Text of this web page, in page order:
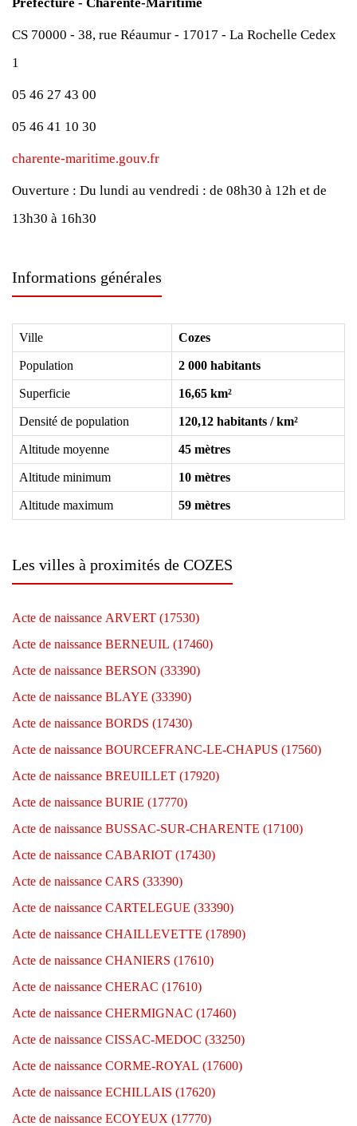
CS 70000 - 38, rue Réaumur - 17017 - La Rochelle Cedex
1
05 46 27 43 00
05 46 41 10 30
charente-maritime.gouv.fr
Ouverture : Du lundi au vendredi : de 08h30 à 12h et de
13h30 à 16h30
Informations générales
Ville Cozes
Population 2 000 habitants
Superficie 16,65 km²
Densité de population 120,12 habitants / km²
Altitude moyenne 45 mètres
Altitude minimum 10 mètres
Altitude maximum 59 mètres
Les villes à proximités de COZES
Acte de naissance ARVERT (17530)
Acte de naissance BERNEUIL (17460)
Acte de naissance BERSON (33390)
Acte de naissance BLAYE (33390)
Acte de naissance BORDS (17430)
Acte de naissance BOURCEFRANC-LE-CHAPUS (17560)
Acte de naissance BREUILLET (17920)
Acte de naissance BURIE (17770)
Acte de naissance BUSSAC-SUR-CHARENTE (17100)
Acte de naissance CABARIOT (17430)
Acte de naissance CARS (33390)
Acte de naissance CARTELEGUE (33390)
Acte de naissance CHAILLEVETTE (17890)
Acte de naissance CHANIERS (17610)
Acte de naissance CHERAC (17610)
Acte de naissance CHERMIGNAC (17460)
Acte de naissance CISSAC-MEDOC (33250)
Acte de naissance CORME-ROYAL (17600)
Acte de naissance ECHILLAIS (17620)
Acte de naissance ECOYEUX (17770)